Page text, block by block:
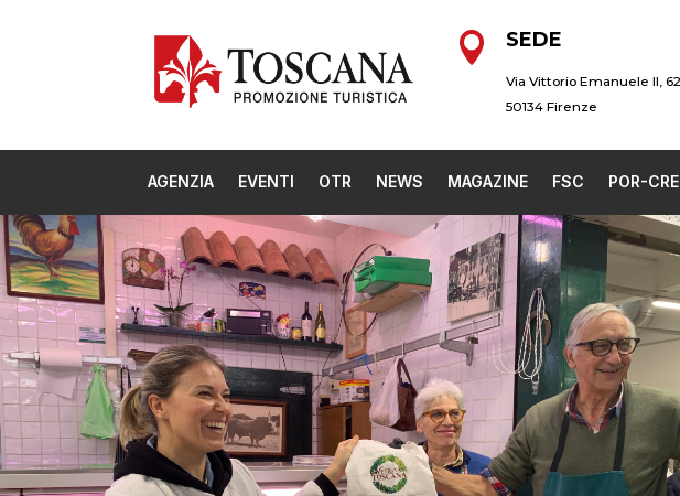
 SEDE
Via Vittorio Emanuele II,
50134 Firenze
AGENZIA EVENTI OTR NEWS MAGAZINE FSC POR-